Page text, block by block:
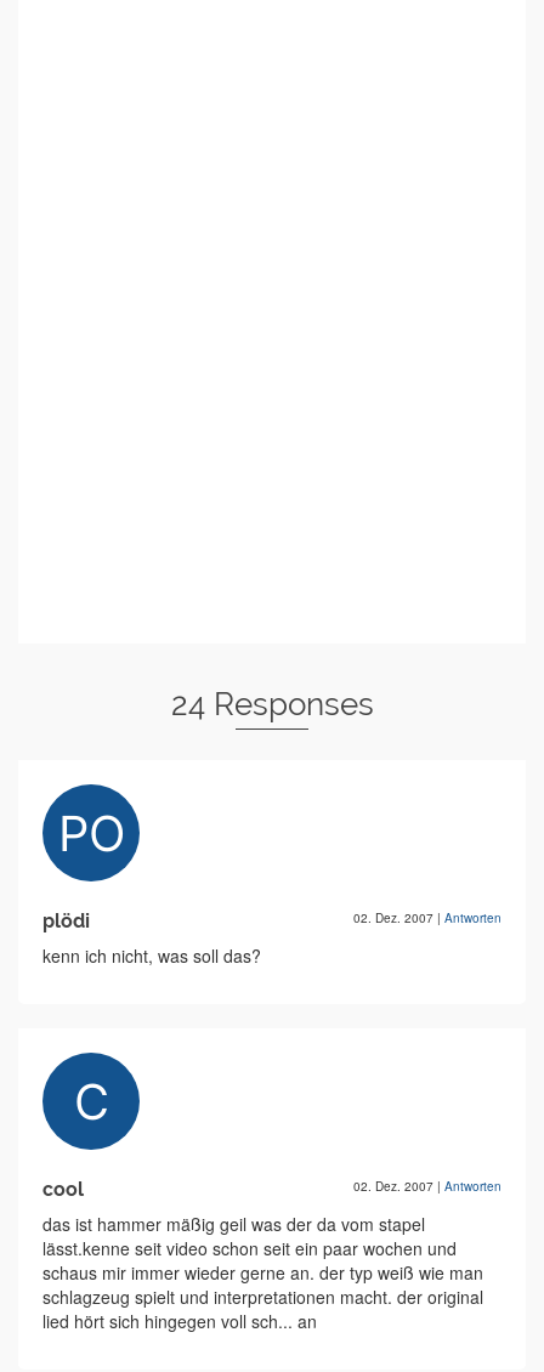
24 Responses
plödi 02. Dez. 2007 | Antworten
kenn ich nicht, was soll das?
cool 02. Dez. 2007 | Antworten
das ist hammer mäßig geil was der da vom stapel
lässt.kenne seit video schon seit ein paar wochen und
schaus mir immer wieder gerne an. der typ weiß wie man
schlagzeug spielt und interpretationen macht. der original
lied hört sich hingegen voll sch... an